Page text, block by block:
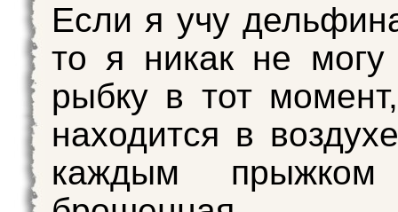
Если я учу
то я никак не
рыбку в тот
находится в
каждым прыжком